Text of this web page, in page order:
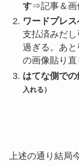
す⇒記事＆画
ワードプレ
支払済みだ
過ぎる。あ
の画像貼り直
はてな側で
入れる）
上述の通り結局